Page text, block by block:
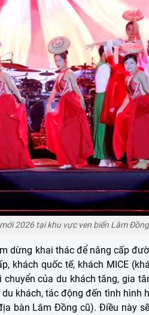
2026 tại khu vực ven biển Lâm
dừng khai thác để nâng cấp
khách quốc tế, khách MICE
của du khách tăng, gia
khách, tác động đến tình hình
bàn Lâm Đồng cũ). Điều này